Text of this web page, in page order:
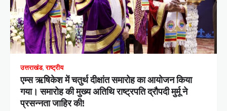
उत्तराखंड,राष्ट्रीय
एम्स ऋषिकेश में चतुर्थ दीक्षांत समारोह का आयोजन किया
गया। समारोह की मुख्य अतिथि राष्ट्रपति द्रौपदी मुर्मू ने
प्रसन्नता जाहिर की!